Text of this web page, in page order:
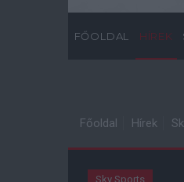
FŐOLDAL HÍREK
Főoldal Hírek
Sky Sports